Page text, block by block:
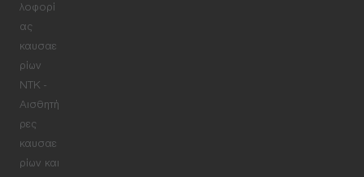
λοφορί
ας
καυσαε
ρίων
NTK -
Αισθητή
ρες
καυσαε
ρίων και